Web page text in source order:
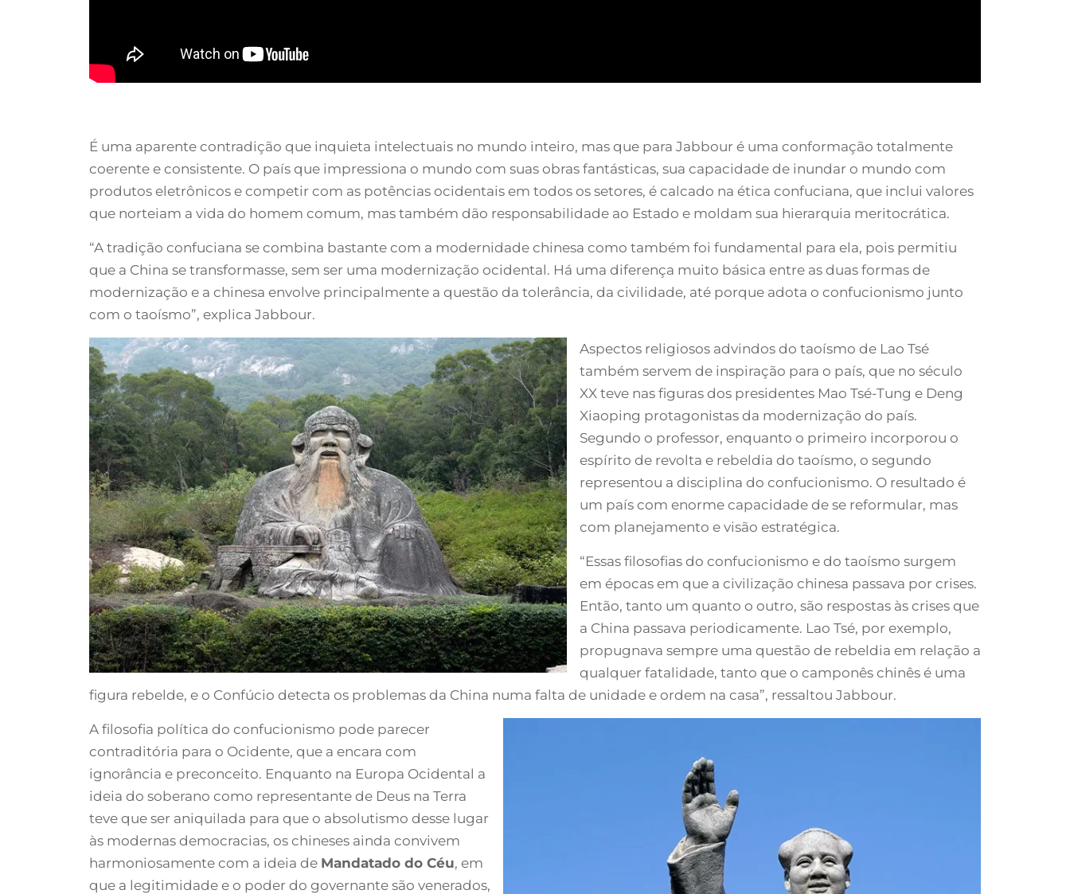
É uma aparente contradição que inquieta intelectuais no mundo inteiro, mas que para Jabbour é uma conformação totalmente
coerente e consistente. O país que impressiona o mundo com suas obras fantásticas, sua capacidade de inundar o mundo com
produtos eletrônicos e competir com as potências ocidentais em todos os setores, é calcado na ética confuciana, que inclui valores
que norteiam a vida do homem comum, mas também dão responsabilidade ao Estado e moldam sua hierarquia meritocrática.
“A tradição confuciana se combina bastante com a modernidade chinesa como também foi fundamental para ela, pois permitiu
que a China se transformasse, sem ser uma modernização ocidental. Há uma diferença muito básica entre as duas formas de
modernização e a chinesa envolve principalmente a questão da tolerância, da civilidade, até porque adota o confucionismo junto
com o taoísmo”, explica Jabbour.
Aspectos religiosos advindos do taoísmo de Lao Tsé
também servem de inspiração para o país, que no século
XX teve nas figuras dos presidentes Mao Tsé-Tung e Deng
Xiaoping protagonistas da modernização do país.
Segundo o professor, enquanto o primeiro incorporou o
espírito de revolta e rebeldia do taoísmo, o segundo
representou a disciplina do confucionismo. O resultado é
um país com enorme capacidade de se reformular, mas
com planejamento e visão estratégica.
“Essas filosofias do confucionismo e do taoísmo surgem
em épocas em que a civilização chinesa passava por crises.
Então, tanto um quanto o outro, são respostas às crises que
a China passava periodicamente. Lao Tsé, por exemplo,
propugnava sempre uma questão de rebeldia em relação a
qualquer fatalidade, tanto que o camponês chinês é uma
figura rebelde, e o Confúcio detecta os problemas da China numa falta de unidade e ordem na casa”, ressaltou Jabbour.
A filosofia política do confucionismo pode parecer
contraditória para o Ocidente, que a encara com
ignorância e preconceito. Enquanto na Europa Ocidental a
ideia do soberano como representante de Deus na Terra
teve que ser aniquilada para que o absolutismo desse lugar
às modernas democracias, os chineses ainda convivem
harmoniosamente com a ideia de Mandatado do Céu, em
que a legitimidade e o poder do governante são venerados,